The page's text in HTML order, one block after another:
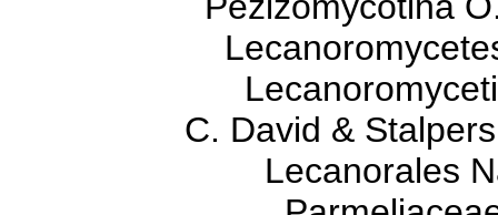
C. David &
Lecanorales